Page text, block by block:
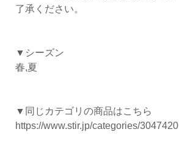
了承ください。
▼シーズン
春,夏
▼同じカテゴリの商品はこちら
https://www.stir.jp/categories/3047420